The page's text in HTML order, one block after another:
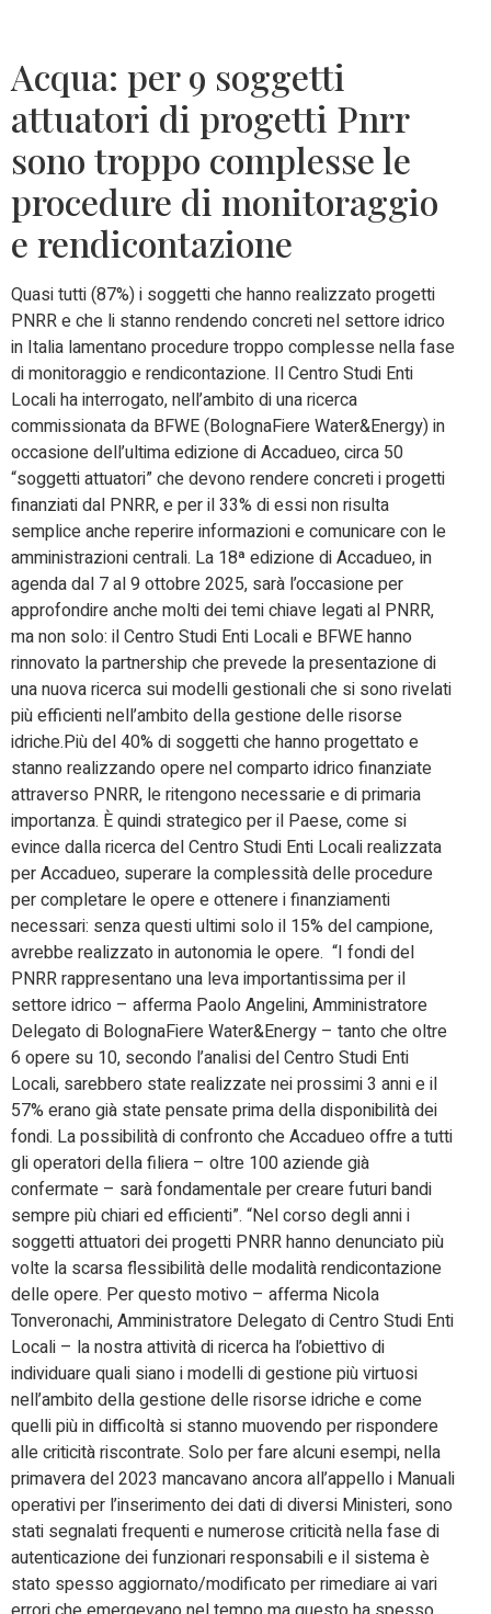
Acqua: per 9 soggetti
attuatori di progetti Pnrr
sono troppo complesse le
procedure di monitoraggio
e rendicontazione
Quasi tutti (87%) i soggetti che hanno realizzato progetti
PNRR e che li stanno rendendo concreti nel settore idrico
in Italia lamentano procedure troppo complesse nella fase
di monitoraggio e rendicontazione. Il Centro Studi Enti
Locali ha interrogato, nell’ambito di una ricerca
commissionata da BFWE (BolognaFiere Water&Energy) in
occasione dell’ultima edizione di Accadueo, circa 50
“soggetti attuatori” che devono rendere concreti i progetti
finanziati dal PNRR, e per il 33% di essi non risulta
semplice anche reperire informazioni e comunicare con le
amministrazioni centrali. La 18ª edizione di Accadueo, in
agenda dal 7 al 9 ottobre 2025, sarà l’occasione per
approfondire anche molti dei temi chiave legati al PNRR,
ma non solo: il Centro Studi Enti Locali e BFWE hanno
rinnovato la partnership che prevede la presentazione di
una nuova ricerca sui modelli gestionali che si sono rivelati
più efficienti nell’ambito della gestione delle risorse
idriche.Più del 40% di soggetti che hanno progettato e
stanno realizzando opere nel comparto idrico finanziate
attraverso PNRR, le ritengono necessarie e di primaria
importanza. È quindi strategico per il Paese, come si
evince dalla ricerca del Centro Studi Enti Locali realizzata
per Accadueo, superare la complessità delle procedure
per completare le opere e ottenere i finanziamenti
necessari: senza questi ultimi solo il 15% del campione,
avrebbe realizzato in autonomia le opere. “I fondi del
PNRR rappresentano una leva importantissima per il
settore idrico – afferma Paolo Angelini, Amministratore
Delegato di BolognaFiere Water&Energy – tanto che oltre
6 opere su 10, secondo l’analisi del Centro Studi Enti
Locali, sarebbero state realizzate nei prossimi 3 anni e il
57% erano già state pensate prima della disponibilità dei
fondi. La possibilità di confronto che Accadueo offre a tutti
gli operatori della filiera – oltre 100 aziende già
confermate – sarà fondamentale per creare futuri bandi
sempre più chiari ed efficienti”. “Nel corso degli anni i
soggetti attuatori dei progetti PNRR hanno denunciato più
volte la scarsa flessibilità delle modalità rendicontazione
delle opere. Per questo motivo – afferma Nicola
Tonveronachi, Amministratore Delegato di Centro Studi Enti
Locali – la nostra attività di ricerca ha l’obiettivo di
individuare quali siano i modelli di gestione più virtuosi
nell’ambito della gestione delle risorse idriche e come
quelli più in difficoltà si stanno muovendo per rispondere
alle criticità riscontrate. Solo per fare alcuni esempi, nella
primavera del 2023 mancavano ancora all’appello i Manuali
operativi per l’inserimento dei dati di diversi Ministeri, sono
stati segnalati frequenti e numerose criticità nella fase di
autenticazione dei funzionari responsabili e il sistema è
stato spesso aggiornato/modificato per rimediare ai vari